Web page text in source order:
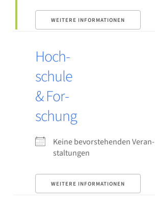
WEI­TE­RE INFOR­MA­TIO­NEN
Hoch­
schu­le
& For­
schung
Kei­ne bevor­ste­hen­den Ver­an­
stal­tun­gen
WEI­TE­RE INFOR­MA­TIO­NEN